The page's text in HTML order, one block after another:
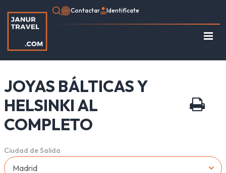
Contactar Identifícate
Egipto
Turquía
Asia
JOYAS BÁLTICAS Y
HELSINKI AL
COMPLETO
Ciudad de Salida